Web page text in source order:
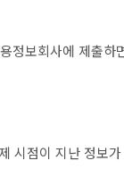
정보회사에 제출
시점이 지난 정보